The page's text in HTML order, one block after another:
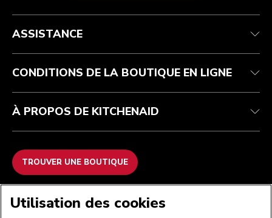
Health Check
Suivez votre commande
Garantie et documents
Recupel
Conditions générales de vente
Retours et remboursements
Imprint
ODR
La marque
Trouver une boutique
ASSISTANCE
CONDITIONS DE LA BOUTIQUE EN LIGNE
À PROPOS DE KITCHENAID
TROUVER UNE BOUTIQUE
NOUS ACCEPTONS
Utilisation des cookies